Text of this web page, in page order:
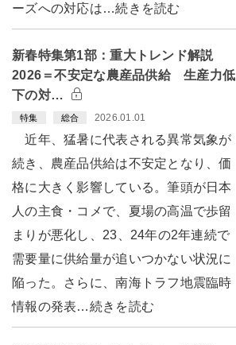
ーズへの対応は…続きを読む
新春特集第1部：重大トレンド解説
2026＝不安定な農産品供給 生産力低
下の対…
特集 総合 2026.01.01
近年、猛暑に代表される異常気象が
続き、農産品供給は不安定となり、価
格に大きく影響している。筆頭が日本
人の主食・コメで、夏場の高温で歩留
まりが悪化し、23、24年の2年連続で
需要量に供給量が追いつかない状況に
陥った。さらに、南海トラフ地震臨時
情報の発表…続きを読む